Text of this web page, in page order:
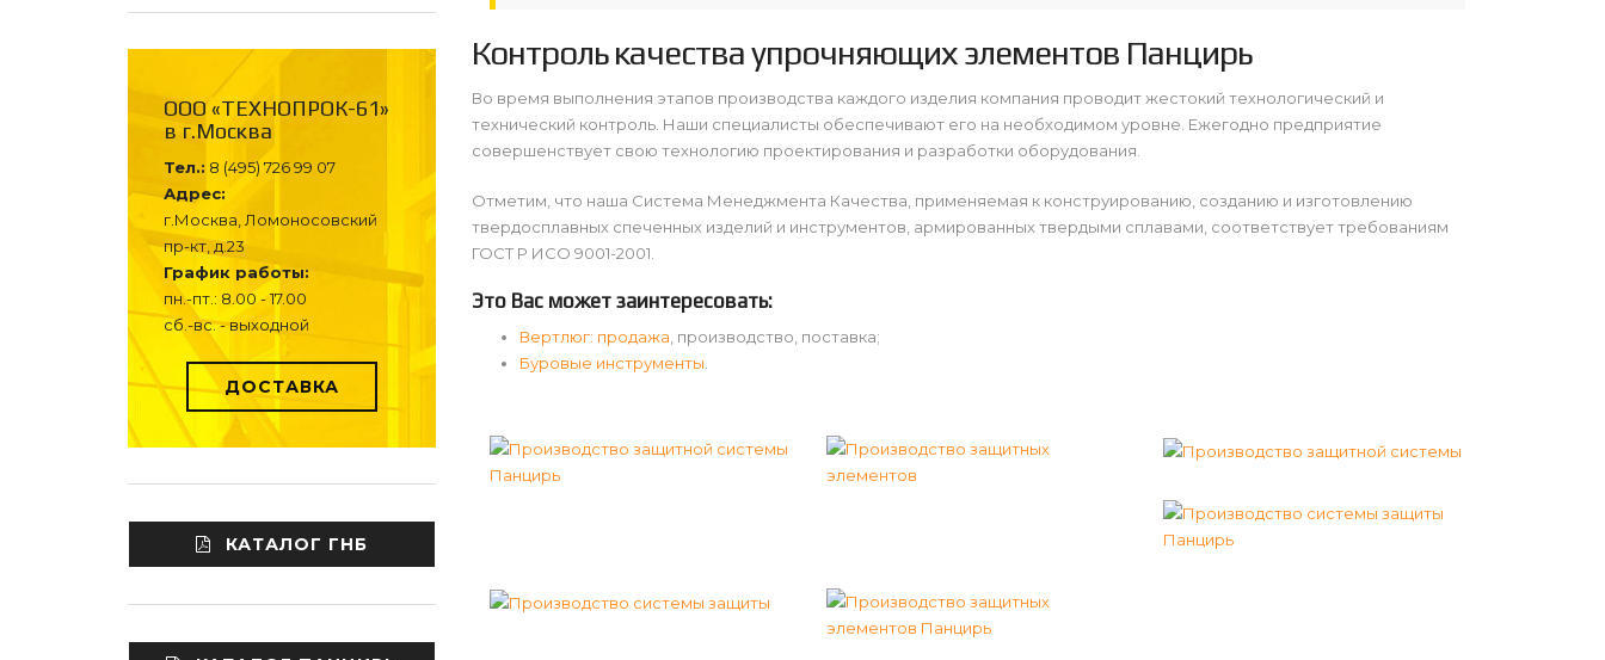
Контроль качества упрочняющих элементов Панцирь
Во время выполнения этапов производства каждого изделия компания проводит жестокий технологический и
технический контроль. Наши специалисты обеспечивают его на необходимом уровне. Ежегодно предприятие
совершенствует свою технологию проектирования и разработки оборудования.
Отметим, что наша Система Менеджмента Качества, применяемая к конструированию, созданию и изготовлению
твердосплавных спеченных изделий и инструментов, армированных твердыми сплавами, соответствует требованиям
ГОСТ Р ИСО 9001-2001.
Это Вас может заинтересовать:
Вертлюг: продажа , производство, поставка;
Буровые инструменты
ООО «ТЕХНОПРОК-61»
в г.Москва
Тел.: 8 (495) 726 99 07
Адрес:
г.Москва, Ломоносовский
пр-кт, д.23
График работы:
пн.-пт.: 8.00 - 17.00
сб.-вс. - выходной
ДОСТАВКА
КАТАЛОГ ГНБ